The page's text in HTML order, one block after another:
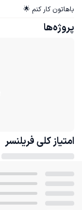
باهاتون کار کنم 🌟
پروژه‌ها
امتیاز کلی فریلنسر